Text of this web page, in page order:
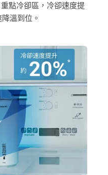
點冷卻區，冷卻速度提
溫到位。